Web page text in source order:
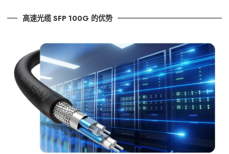
高速光缆 SFP 100G 的优势